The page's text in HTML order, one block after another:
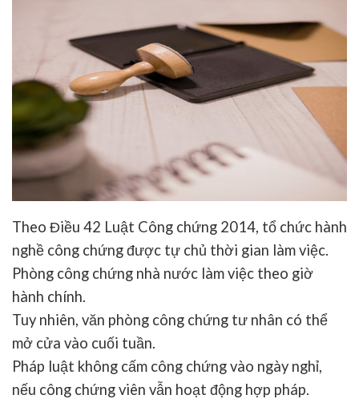
Theo Điều 42 Luật Công chứng 2014, tổ chức hành
nghề công chứng được tự chủ thời gian làm việc.
Phòng công chứng nhà nước làm việc theo giờ
hành chính.
Tuy nhiên, văn phòng công chứng tư nhân có thể
mở cửa vào cuối tuần.
Pháp luật không cấm công chứng vào ngày nghỉ,
nếu công chứng viên vẫn hoạt động hợp pháp.